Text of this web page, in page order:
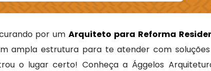
por umArquiteto para Reforma
ampla estrutura para te atender com
o lugar certo! Conheça a Ággelos